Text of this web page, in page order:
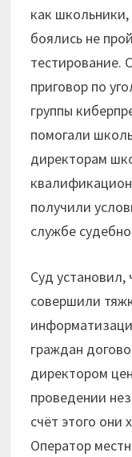
как
боялись не
приговор по
группы
помогали
директорам
получили
службе
Суд
совершили
граждан
директором
проведении
счёт этого они
Оператор